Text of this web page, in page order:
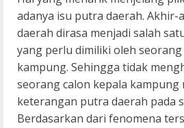
adanya isu putra daerah.
daerah dirasa menjadi salah
yang perlu dimiliki oleh
kampung. Sehingga tidak
seorang calon kepala kampung
keterangan putra daerah pada
Berdasarkan dari fenomena